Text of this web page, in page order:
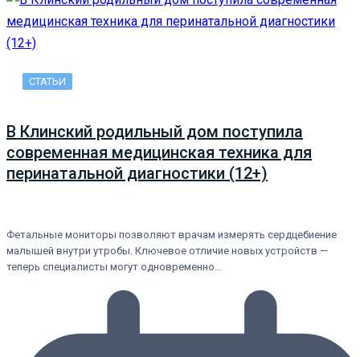
СТАТЬИ
В Клинский родильный дом поступила
современная медицинская техника для
перинатальной диагностики (12+)
Фетальные мониторы позволяют врачам измерять сердцебиение
малышей внутри утробы. Ключевое отличие новых устройств —
теперь специалисты могут одновременно…